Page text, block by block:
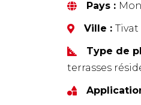
Pays :
Ville :Tivat
Type de
terrasses